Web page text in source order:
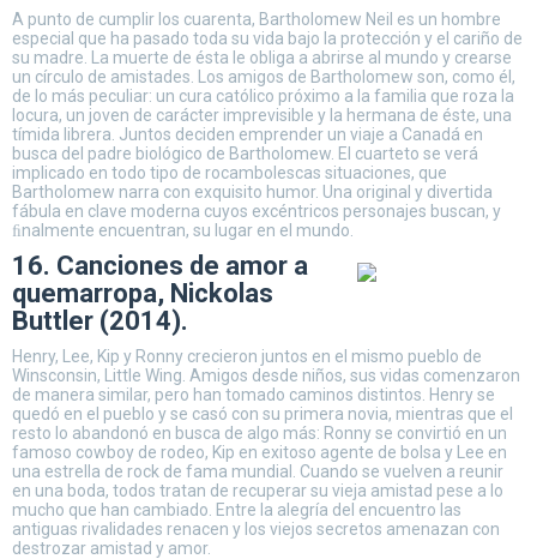
A punto de cumplir los cuarenta, Bartholomew Neil es un hombre
especial que ha pasado toda su vida bajo la protección y el cariño de
su madre. La muerte de ésta le obliga a abrirse al mundo y crearse
un círculo de amistades. Los amigos de Bartholomew son, como él,
de lo más peculiar: un cura católico próximo a la familia que roza la
locura, un joven de carácter imprevisible y la hermana de éste, una
tímida librera. Juntos deciden emprender un viaje a Canadá en
busca del padre biológico de Bartholomew. El cuarteto se verá
implicado en todo tipo de rocambolescas situaciones, que
Bartholomew narra con exquisito humor. Una original y divertida
fábula en clave moderna cuyos excéntricos personajes buscan, y
ﬁnalmente encuentran, su lugar en el mundo.
16. Canciones de amor a
quemarropa, Nickolas
Buttler (2014).
Henry, Lee, Kip y Ronny crecieron juntos en el mismo pueblo de
Winsconsin, Little Wing. Amigos desde niños, sus vidas comenzaron
de manera similar, pero han tomado caminos distintos. Henry se
quedó en el pueblo y se casó con su primera novia, mientras que el
resto lo abandonó en busca de algo más: Ronny se convirtió en un
famoso cowboy de rodeo, Kip en exitoso agente de bolsa y Lee en
una estrella de rock de fama mundial. Cuando se vuelven a reunir
en una boda, todos tratan de recuperar su vieja amistad pese a lo
mucho que han cambiado. Entre la alegría del encuentro las
antiguas rivalidades renacen y los viejos secretos amenazan con
destrozar amistad y amor.